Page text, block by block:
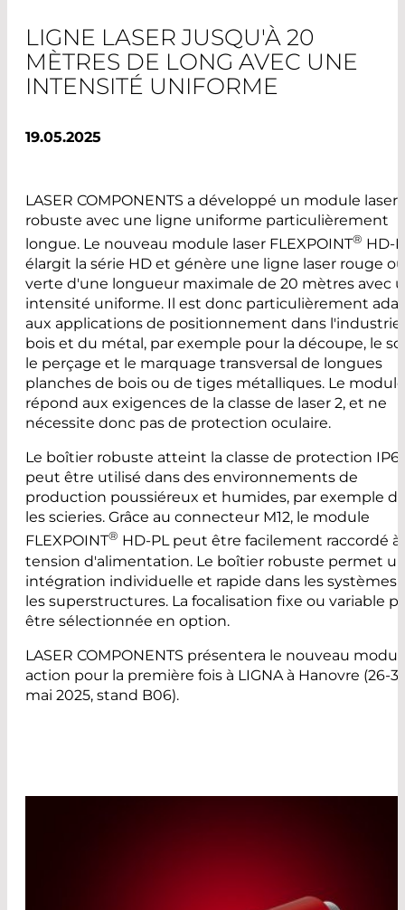
LIGNE LASER JUSQU'À 20
MÈTRES DE LONG AVEC UNE
INTENSITÉ UNIFORME
19.05.2025
LASER COMPONENTS a développé un module laser
robuste avec une ligne uniforme particulièrement
longue. Le nouveau module laser FLEXPOINT® HD-
élargit la série HD et génère une ligne laser rouge ou
verte d'une longueur maximale de 20 mètres avec
intensité uniforme. Il est donc particulièrement
aux applications de positionnement dans l'industrie
bois et du métal, par exemple pour la découpe, le
le perçage et le marquage transversal de longues
planches de bois ou de tiges métalliques. Le module
répond aux exigences de la classe de laser 2, et ne
nécessite donc pas de protection oculaire.
Le boîtier robuste atteint la classe de protection
peut être utilisé dans des environnements de
production poussiéreux et humides, par exemple
les scieries. Grâce au connecteur M12, le module
FLEXPOINT® HD-PL peut être facilement raccordé à
tension d'alimentation. Le boîtier robuste permet
intégration individuelle et rapide dans les systèmes
les superstructures. La focalisation fixe ou variable
être sélectionnée en option.
LASER COMPONENTS présentera le nouveau
action pour la première fois à LIGNA à Hanovre (26-
mai 2025, stand B06).